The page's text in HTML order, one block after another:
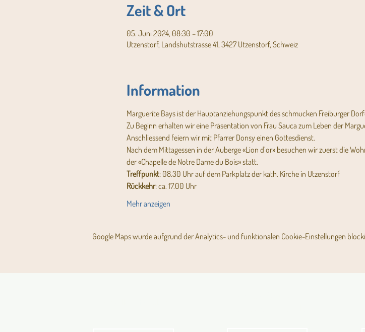
Zeit & Ort
05. Juni 2024, 08:30 – 17:00
Utzenstorf, Landshutstrasse 41, 3427 Utzenstorf, Schweiz
Information
Marguerite Bays ist der Hauptanziehungspunkt des schmucken Freiburger
Zu Beginn erhalten wir eine Präsentation von Frau Sauca zum Leben der
Anschliessend feiern wir mit Pfarrer Donsy einen Gottesdienst.
Nach dem Mittagessen in der Auberge «Lion d’or» besuchen wir zuerst die
der «Chapelle de Notre Dame du Bois» statt.
Treffpunkt: 08.30 Uhr auf dem Parkplatz der kath. Kirche in Utzenstorf
Rückkehr: ca. 17.00 Uhr
Mehr anzeigen
Google Maps wurde aufgrund der Analytics- und funktionalen Cookie-Einstellungen